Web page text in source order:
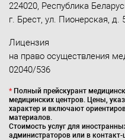
224020, Республика
г. Брест, ул. Пионерская, д.
Лицензия
на право осуществления
02040/536
* Полный прейскурант
медицинских центров. Цены,
характер и включают
материалов.
Стоимость услуг для
администраторов или в контакт-